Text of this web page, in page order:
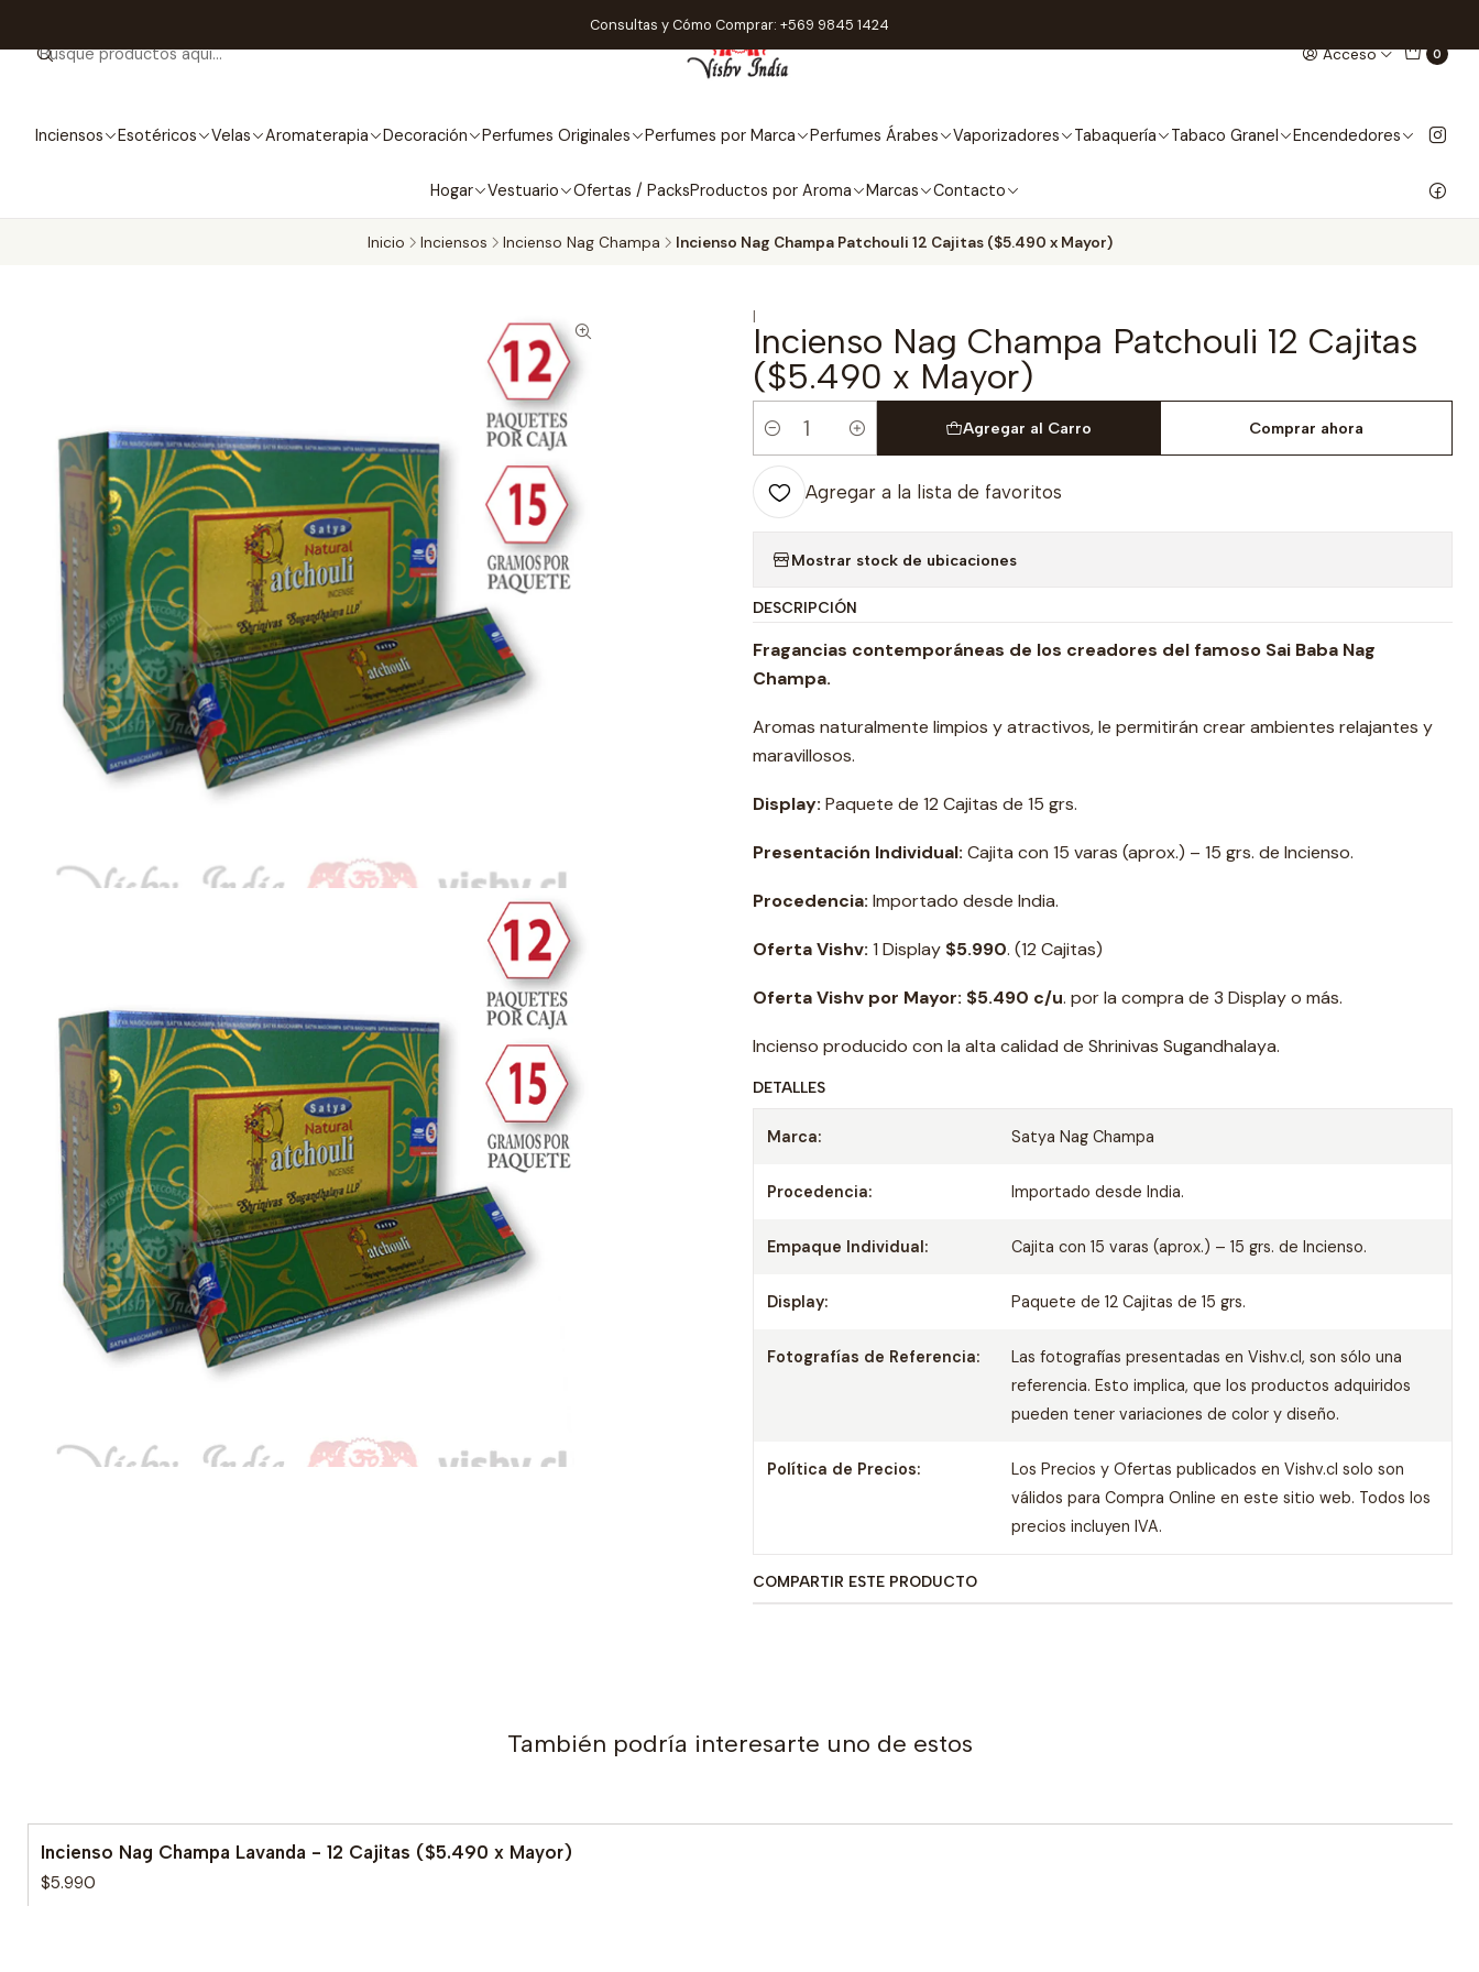
Acceso 0
Inciensos Esotéricos Velas Aromaterapia Decoración Perfumes Originales Perfumes por Marca Perfumes Árabes Vaporizadores Tabaquería Tabaco Granel Encendedores
Hogar Vestuario Ofertas / PacksProductos por Aroma Marcas Contacto
Consultas y Cómo Comprar: +569 9845 1424
Inicio Inciensos Incienso Nag Champa Incienso Nag Champa Patchouli 12 Cajitas ($5.490 x Mayor)
|
Incienso Nag Champa Patchouli 12 Cajitas
($5.490 x Mayor)
Cantidad
Agregar al Carro Comprar ahora
Agregar a la lista de favoritos
Mostrar stock de ubicaciones
DESCRIPCIÓN
Fragancias contemporáneas de los creadores del famoso Sai Baba Nag
Champa.
Aromas naturalmente limpios y atractivos, le permitirán crear ambientes relajantes y
maravillosos.
Display: Paquete de 12 Cajitas de 15 grs.
Presentación Individual: Cajita con 15 varas (aprox.) – 15 grs. de Incienso.
Procedencia: Importado desde India.
Oferta Vishv: 1 Display $5.990. (12 Cajitas)
Oferta Vishv por Mayor: $5.490 c/u. por la compra de 3 Display o más.
Incienso producido con la alta calidad de Shrinivas Sugandhalaya.
DETALLES
Marca: Satya Nag Champa
Procedencia: Importado desde India.
Empaque Individual: Cajita con 15 varas (aprox.) – 15 grs. de Incienso.
Display: Paquete de 12 Cajitas de 15 grs.
Fotografías de Referencia:
Las fotografías presentadas en Vishv.cl, son sólo una
referencia. Esto implica, que los productos adquiridos
pueden tener variaciones de color y diseño.
Política de Precios:
Los Precios y Ofertas publicados en Vishv.cl solo son
válidos para Compra Online en este sitio web. Todos los
precios incluyen IVA.
COMPARTIR ESTE PRODUCTO
También podría interesarte uno de estos
Incienso Nag Champa Lavanda - 12 Cajitas ($5.490 x Mayor)
$5.990